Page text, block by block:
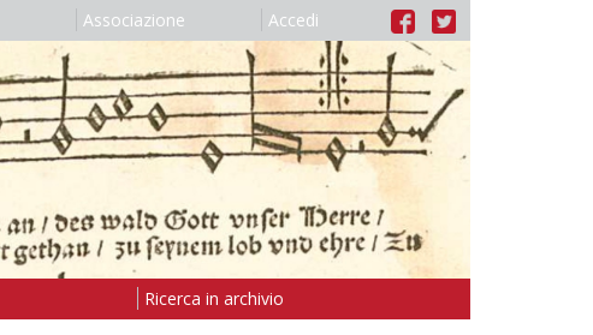
Associazione Accedi
Ricerca in archivio